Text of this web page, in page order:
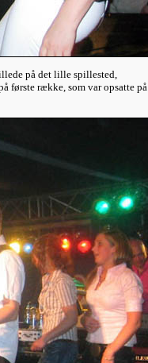
på det lille spillested,
første række, som var opsatte på